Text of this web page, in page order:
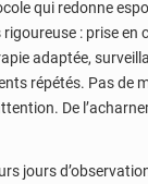
qui redonne
: prise en
adaptée,
répétés. Pas de
De
jours